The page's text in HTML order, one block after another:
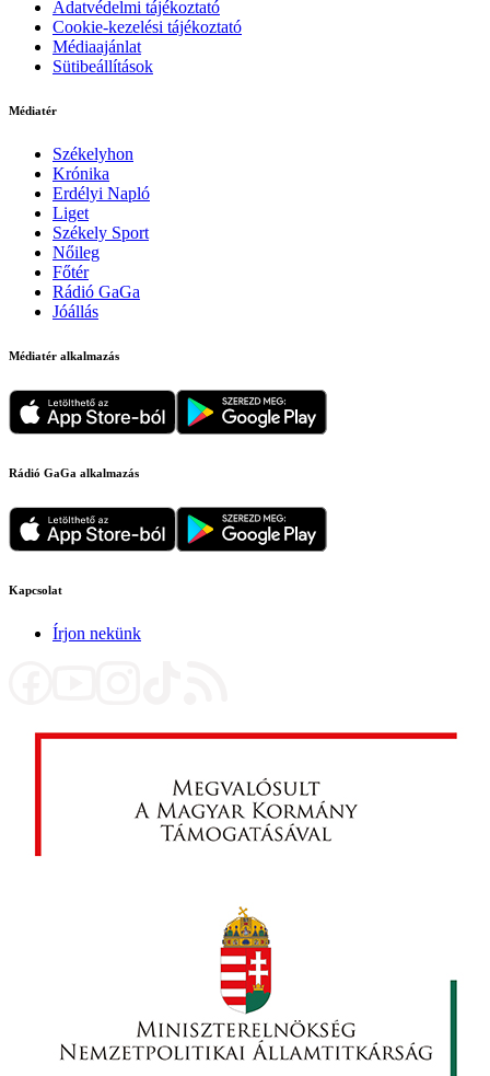
Adatvédelmi tájékoztató
Cookie-kezelési tájékoztató
Médiaajánlat
Sütibeállítások
Médiatér
Székelyhon
Krónika
Erdélyi Napló
Liget
Székely Sport
Nőileg
Főtér
Rádió GaGa
Jóállás
Médiatér alkalmazás
Rádió GaGa alkalmazás
Kapcsolat
Írjon nekünk